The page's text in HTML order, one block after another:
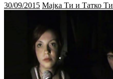
30/09/2015 Мајка Ти и Татко Ти